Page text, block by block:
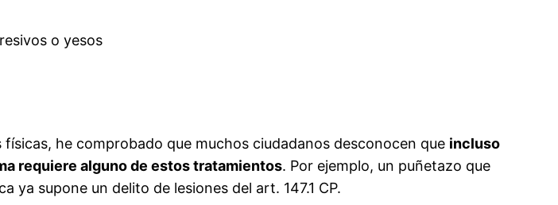
o yesos
he comprobado que muchos ciudadanos desconocen que incluso
requiere alguno de estos tratamientos. Por ejemplo, un puñetazo que
ya supone un delito de lesiones del art. 147.1 CP.